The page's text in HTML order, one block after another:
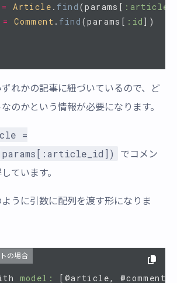
= Article . find (params [
= Comment . find (params [ :id ])
れかの記事に紐づいているので、ど
のかという情報が必要になります。
=
でコメン
ています。
うに引数に配列を渡す形になりま
の場合
model: [ @article, @comment